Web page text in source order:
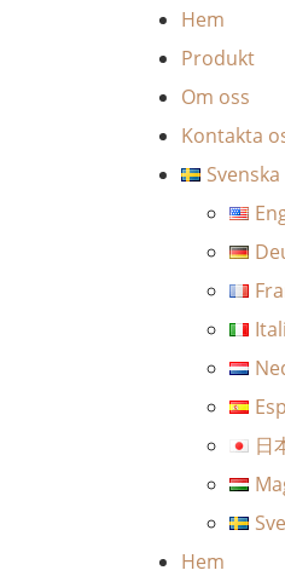
Hem
Produkt
Om oss
Kontakta
Svenska
日
Hem